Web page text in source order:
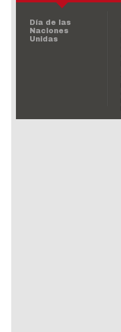
3 de octubre:
Día de la Unidad
Alemana